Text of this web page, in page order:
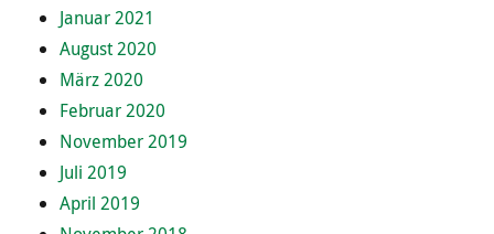
Januar 2021
August 2020
März 2020
Februar 2020
November 2019
Juli 2019
April 2019